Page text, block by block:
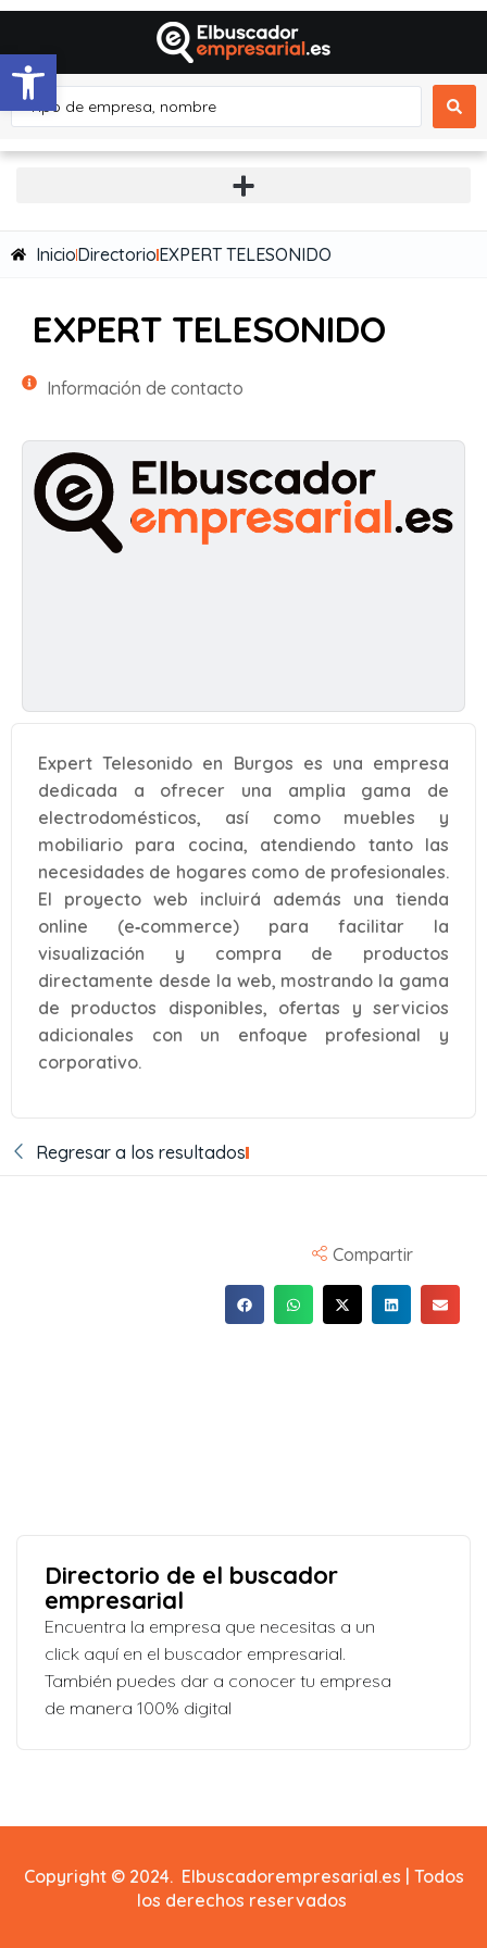
Abrir barra de herramientas
InicioDirectorioEXPERT TELESONIDO
EXPERT TELESONIDO
Información de contacto
Expert Telesonido en Burgos es una empresa
dedicada a ofrecer una amplia gama de
electrodomésticos, así como muebles y
mobiliario para cocina, atendiendo tanto las
necesidades de hogares como de profesionales.
El proyecto web incluirá además una tienda
online (e‑commerce) para facilitar la
visualización y compra de productos
directamente desde la web, mostrando la gama
de productos disponibles, ofertas y servicios
adicionales con un enfoque profesional y
corporativo.
Regresar a los resultados
Compartir
Directorio de el buscador
empresarial
Encuentra la empresa que necesitas a un
click aquí en el buscador empresarial.
También puedes dar a conocer tu empresa
de manera 100% digital
Copyright © 2024. Elbuscadorempresarial.es | Todos
los derechos reservados